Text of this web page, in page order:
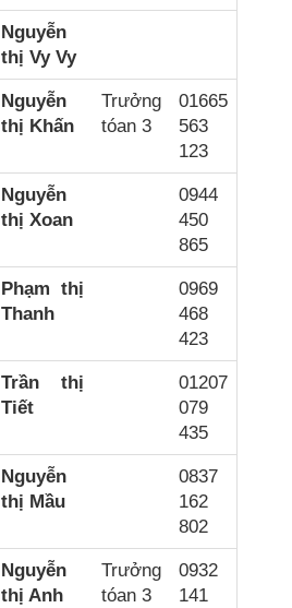
Nguyễn
thị Vy Vy
Nguyễn
thị Khấn
Trưởng
tóan 3
01665
563
123
Nguyễn
thị Xoan
0944
450
865
Phạm thị
Thanh
0969
468
423
Trần thị
Tiết
01207
079
435
Nguyễn
thị Mầu
0837
162
802
Nguyễn
thị Anh
Trưởng
tóan 3
0932
141